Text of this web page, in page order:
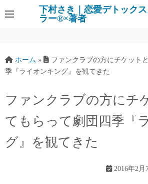
下村さき｜恋愛デトック
ラー®×著者
ホーム »
ファンクラブの方にチケット
季『ライオンキング』を観てきた
ファンクラブの方にチ
てもらって劇団四季『
グ』を観てきた
2016年2月